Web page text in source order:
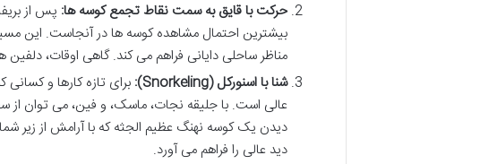
حرکت با قایق به سمت نقاط تجمع کوسه ها: پس از
بیشترین احتمال مشاهده کوسه ها در آنجاست. این
مناظر ساحلی دایانی فراهم می کند. گاهی اوقات، دلفین
شنا با اسنورکل (Snorkeling):
برای تازه کارها و
عالی است. با جلیقه نجات، ماسک، و فین، می توان از
دیدن یک کوسه نهنگ عظیم الجثه که با آرامش از زیر
دید عالی را فراهم می آورد.